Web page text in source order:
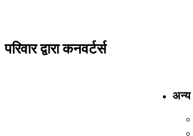
परिवार द्वारा कनवर्टर्स
अन्य